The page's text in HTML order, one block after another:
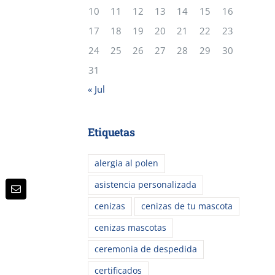
Correo
10
11 12 13 14 15
16
17
18 19 20 21 22
23
24
25 26 27 28 29
30
31
« Jul
Etiquetas
alergia al polen
asistencia personalizada
cenizas
cenizas de tu mascota
cenizas mascotas
ceremonia de despedida
certificados